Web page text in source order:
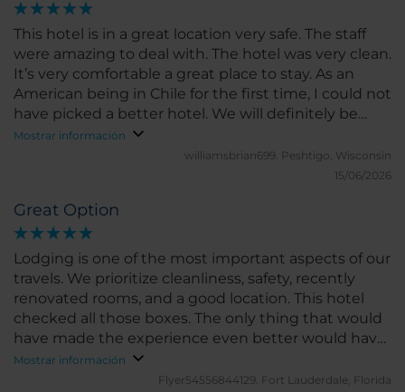
This hotel is in a great location very safe. The staff
were amazing to deal with. The hotel was very clean.
It’s very comfortable a great place to stay. As an
American being in Chile for the first time, I could not
have picked a better hotel. We will definitely be
back.
Mostrar información
williamsbrian699.
Peshtigo, Wisconsin
15/06/2026
Great Option
Lodging is one of the most important aspects of our
travels. We prioritize cleanliness, safety, recently
renovated rooms, and a good location. This hotel
checked all those boxes. The only thing that would
have made the experience even better would have
been having breakfast included. Overall this
brand/location earned our trust.
Mostrar información
Flyer54556844129.
Fort Lauderdale, Florida